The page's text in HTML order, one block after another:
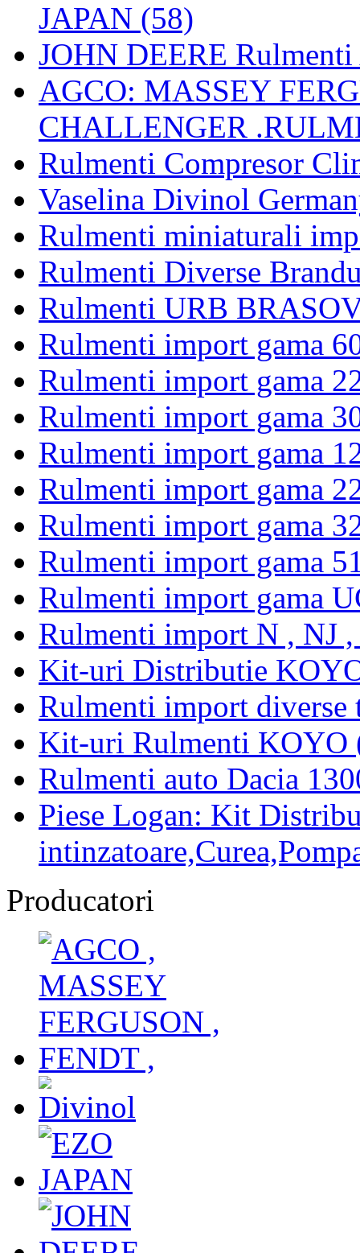
JAPAN (58)
JOHN DEERE
AGCO: MASSEY
CHALLENGER
Rulmenti Compresor
Vaselina Divinol
Rulmenti miniaturali
Rulmenti Diverse
Rulmenti URB
Rulmenti import gama
Rulmenti import gama
Rulmenti import gama
Rulmenti import gama
Rulmenti import gama
Rulmenti import gama
Rulmenti import gama
Rulmenti import gama
Rulmenti import N , NJ
Kit-uri Distributie
Rulmenti import
Kit-uri Rulmenti KOYO
Rulmenti auto Dacia
Piese Logan: Kit
Producatori